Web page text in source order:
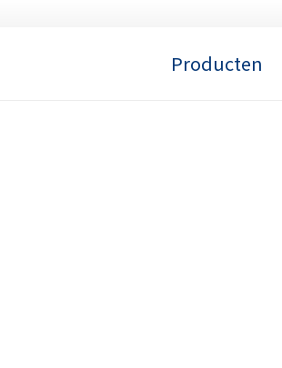
Producten